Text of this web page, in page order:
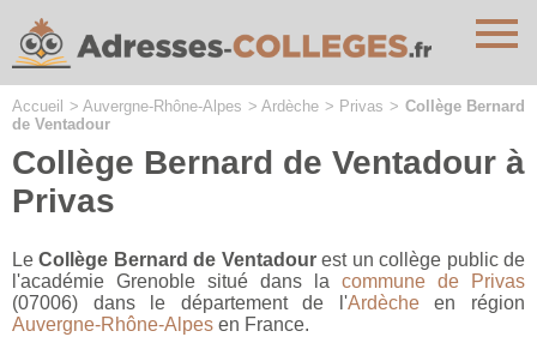
Accueil >Auvergne-Rhône-Alpes >Ardèche > Privas > Collège Bernard
de Ventadour
Collège Bernard de Ventadour à
Privas
LeCollège Bernard de Ventadourest un collège public de
l'académie Grenoble situé dans la commune de Privas
(07006) dans le département de l'Ardècheen région
Auvergne-Rhône-Alpes en France.